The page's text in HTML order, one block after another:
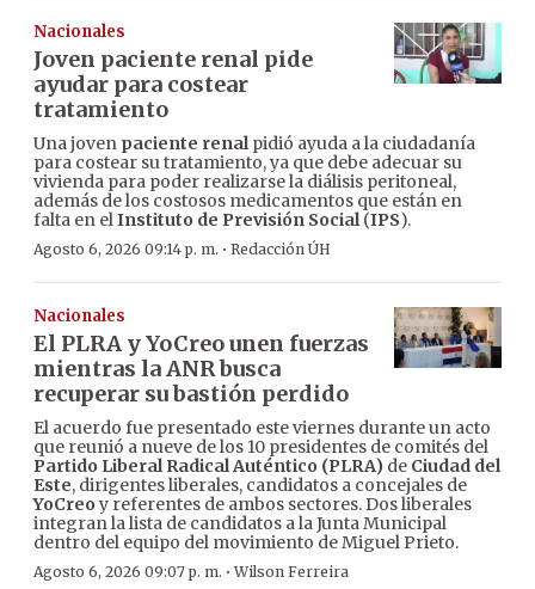
Nacionales
Joven paciente renal pide
ayudar para costear
tratamiento
Una joven paciente renalpidió ayuda a la ciudadanía
para costear su tratamiento, ya que debe adecuar su
vivienda para poder realizarse la diálisis peritoneal,
además de los costosos medicamentos que están en
falta en elInstituto de Previsión Social(IPS).
Agosto 6, 2026 09:14 p. m. · Redacción ÚH
Nacionales
El PLRA y YoCreo unen fuerzas
mientras la ANR busca
recuperar su bastión perdido
El acuerdo fue presentado este viernes durante un acto
que reunió a nueve de los 10 presidentes de comités del
Partido Liberal Radical Auténtico (PLRA) de Ciudad del
Este, dirigentes liberales, candidatos a concejales de
YoCreo y referentes de ambos sectores. Dos liberales
integran la lista de candidatos a la Junta Municipal
dentro del equipo del movimiento de Miguel Prieto.
Agosto 6, 2026 09:07 p. m. ·Wilson Ferreira